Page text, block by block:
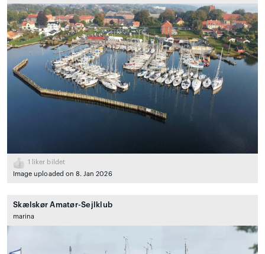
1
liker bildet
Image uploaded on 8. Jan 2026
Skælskør Amatør-Sejlklub
marina